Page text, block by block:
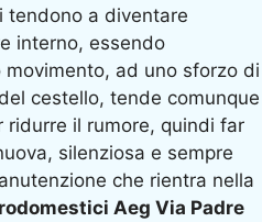
tendono a diventare
interno, essendo
ad uno sforzo di
cestello, tende comunque
ridurre il rumore, quindi far
silenziosa e sempre
che rientra nella
Aeg Via Padre